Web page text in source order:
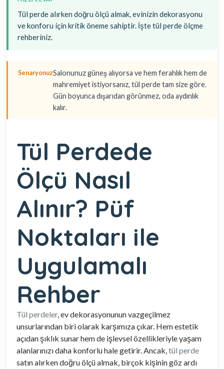
Tül perde alırken doğru ölçü almak, evinizin dekorasyonu
ve konforu için kritik öneme sahiptir. İşte tül perde ölçme
rehberiniz.
SenaryonuzSalonunuz güneş alıyorsa ve hem ferahlık hem de
mahremiyet istiyorsanız, tül perde tam size göre.
Gün boyunca dışarıdan görünmez, oda aydınlık
kalır.
Tül Perdede
Ölçü Nasıl
Alınır? Püf
Noktaları ile
Uygulamalı
Rehber
Tül perdeler, ev dekorasyonunun vazgeçilmez
unsurlarından biri olarak karşımıza çıkar. Hem estetik
açıdan şıklık sunar hem de işlevsel özellikleriyle yaşam
alanlarınızı daha konforlu hale getirir. Ancak,tül perde
satın alırken doğru ölçü almak, birçok kişinin göz ardı